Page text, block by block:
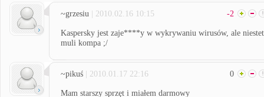
~grzesiu | 2010.02.16 10:15 -2
Kaspersky jest zaje****y w wykrywaniu wirusów, ale
muli kompa ;/
~pikuś | 2010.01.17 22:16 0
Mam starszy sprzęt i miałem darmowy